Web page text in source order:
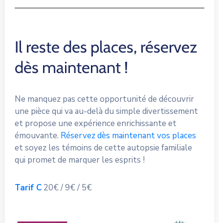
Il reste des places, réservez
dès maintenant !
Ne manquez pas cette opportunité de découvrir
une pièce qui va au-delà du simple divertissement
et propose une expérience enrichissante et
émouvante. Réservez dès maintenant vos places
et soyez les témoins de cette autopsie familiale
qui promet de marquer les esprits !
Tarif C 20€ / 9€ / 5€